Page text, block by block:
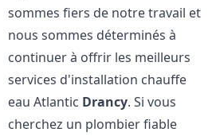
sommes fiers de notre travail et
nous sommes déterminés à
continuer à offrir les meilleurs
services d'installation chauffe
eau Atlantic Drancy. Si vous
cherchez un plombier fiable